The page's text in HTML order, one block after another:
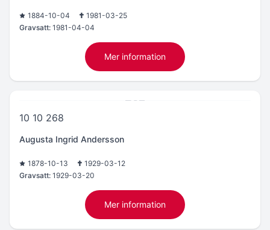
1884-10-04
1981-03-25
Gravsatt: 1981-04-04
Mer information
10 10 268
Augusta Ingrid Andersson
1878-10-13
1929-03-12
Gravsatt: 1929-03-20
Mer information